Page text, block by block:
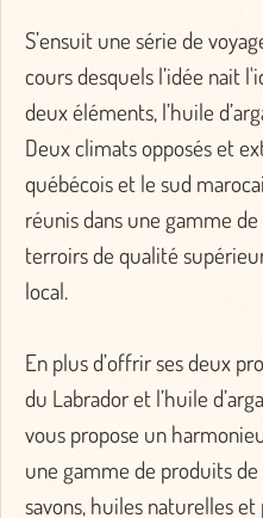
S’ensuit une série de
cours desquels l’idée nait
deux éléments, l’huile
Deux climats opposés et
québécois et le sud
réunis dans une gamme
terroirs de qualité
local.
En plus d’offrir ses deux
du Labrador et l’huile
vous propose un
une gamme de produits
savons, huiles naturelles